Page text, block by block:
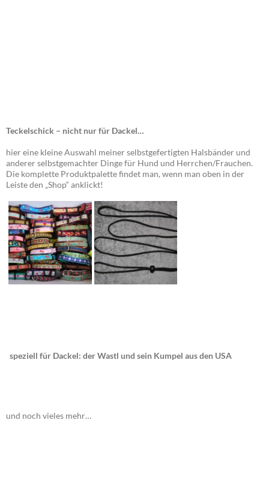
Teckelschick – nicht nur für Dackel…
hier eine kleine Auswahl meiner selbstgefertigten Halsbänder und
anderer selbstgemachter Dinge für Hund und Herrchen/Frauchen.
Die komplette Produktpalette findet man, wenn man oben in der
Leiste den „Shop“ anklickt!
speziell für Dackel: der Wastl und sein Kumpel aus den USA
und noch vieles mehr…